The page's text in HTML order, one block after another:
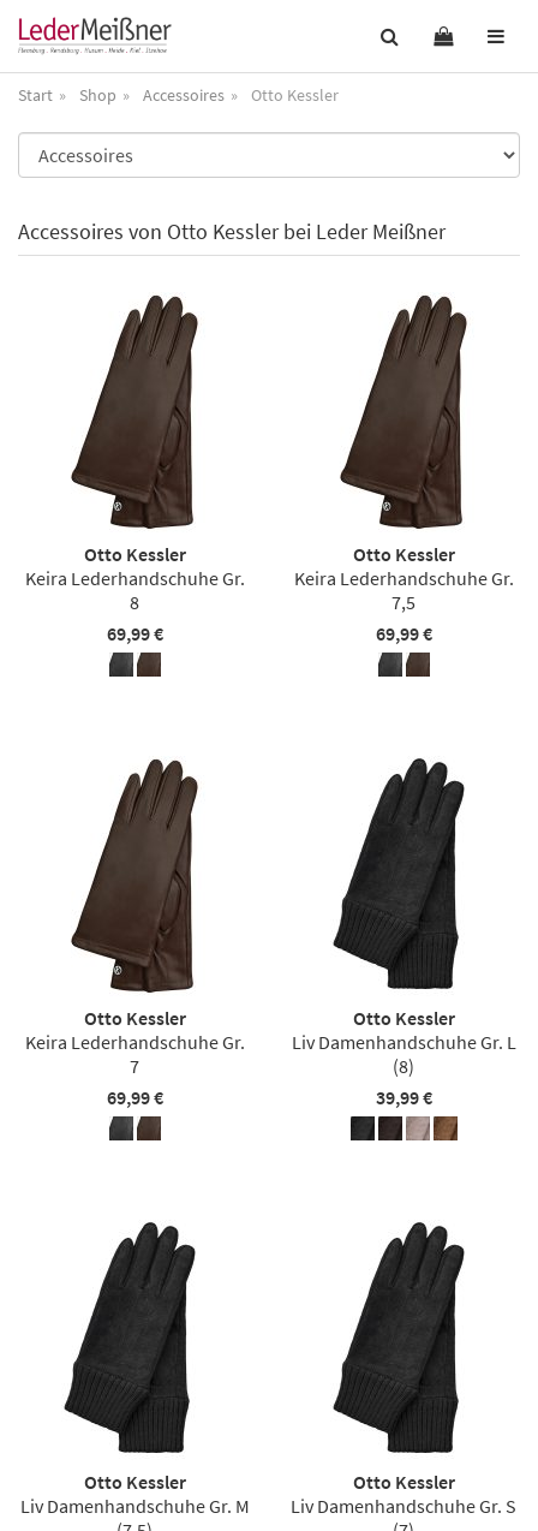
Start Shop Accessoires Otto Kessler
Accessoires von Otto Kessler bei Leder Meißner
Otto Kessler
Keira Lederhandschuhe Gr.
8
69,99 €
Otto Kessler
Keira Lederhandschuhe Gr.
7,5
69,99 €
Otto Kessler
Keira Lederhandschuhe Gr.
7
69,99 €
Otto Kessler
Liv Damenhandschuhe Gr. L
(8)
39,99 €
Otto Kessler
Liv Damenhandschuhe Gr. M
Otto Kessler
Liv Damenhandschuhe Gr. S